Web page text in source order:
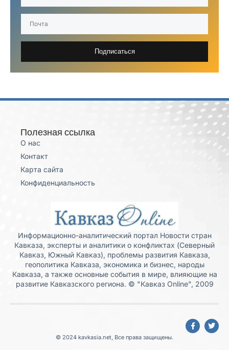
Подписаться
Полезная ссылка
О нас
Контакт
Карта сайта
Конфиденциальность
Информационно-аналитический портал Новости стран
Кавказа, эксперты и аналитики о конфликтах (Северный
Кавказ, Южный Кавказ), проблемы развития Кавказа,
геополитика Кавказа, экономика и бизнес, народы
Кавказа, а также основные события в мире, влияющие на
развитие Кавказского региона. © "Кавказ Online", 2009
© 2024 kavkasia.net, Все права защищены.